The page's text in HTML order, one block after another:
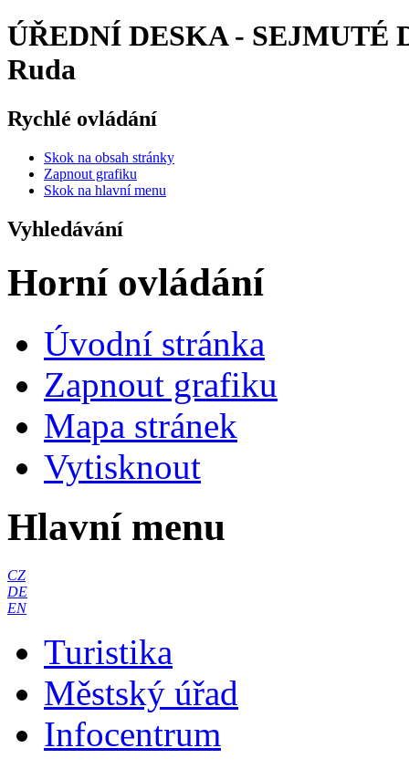
ÚŘEDNÍ DESKA - SEJMUTÉ
Ruda
Rychlé ovládání
Skok na obsah stránky
Zapnout grafiku
Skok na hlavní menu
Vyhledávání
Horní ovládání
Úvodní stránka
Zapnout grafiku
Mapa stránek
Vytisknout
Hlavní menu
CZ
DE
EN
Turistika
Městský úřad
Infocentrum